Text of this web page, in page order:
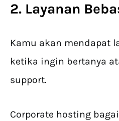
2. Layanan
Kamu akan mendapat
ketika ingin bertanya
support.
Corporate hosting